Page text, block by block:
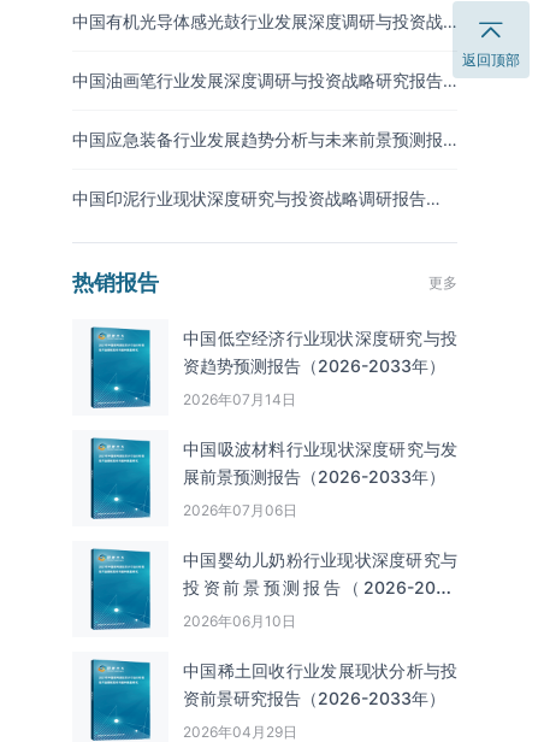
中国有机光导体感光鼓行业发展深度调研与投资战
中国油画笔行业发展深度调研与投资战略研究报告
中国应急装备行业发展趋势分析与未来前景预测报
中国印泥行业现状深度研究与投资战略调研报告
热销报告 更多
中国低空经济行业现状深度研究与投
资趋势预测报告（2026-2033年）
2026年07月14日
中国吸波材料‌‌‌行业现状深度研究与发
展前景预测报告（2026-2033年）
2026年07月06日
中国婴幼儿奶粉行业现状深度研究与
投资前景预测报告（2026-2033
年）
2026年06月10日
中国‌‌稀土回收‌‌行业发展现状分析与投
资前景研究报告（2026-2033年）
2026年04月29日
返回顶部